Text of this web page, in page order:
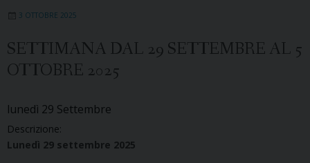
3 OTTOBRE 2025
SETTIMANA DAL 29 SETTEMBRE AL 5
OTTOBRE 2025
lunedì 29 Settembre
Descrizione:
Lunedì 29 settembre 2025